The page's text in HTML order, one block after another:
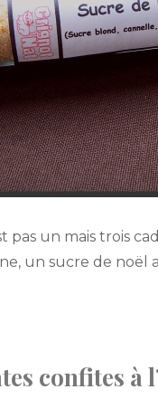
pas un mais trois
un sucre de noël
confites à